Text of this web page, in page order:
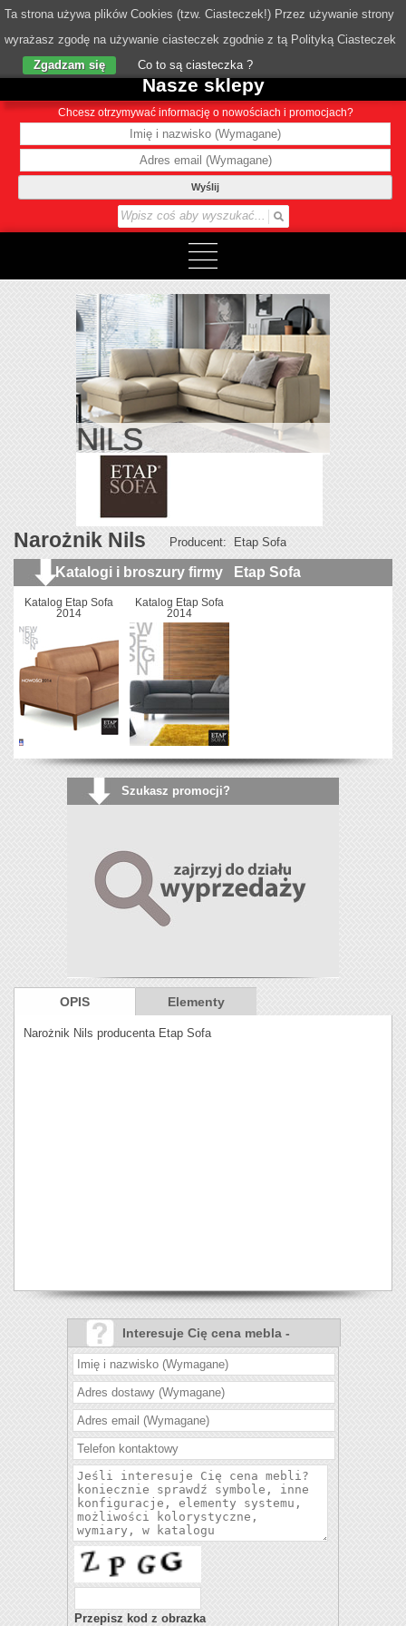
o Nas
Nasze sklepy
Chcesz otrzymywać informację o nowościach i promocjach?
Wyślij
NILS
Narożnik Nils Producent: Etap Sofa
Katalogi i broszury firmy Etap Sofa
Katalog Etap Sofa
2014
Katalog Etap Sofa
2014
Szukasz promocji?
OPIS Elementy
Narożnik Nils producenta Etap Sofa
Interesuje Cię cena mebla -
Narożnik Nils?
Przepisz kod z obrazka
Ta strona używa plików Cookies (tzw. Ciasteczek!) Przez używanie strony
wyrażasz zgodę na używanie ciasteczek zgodnie z tą Polityką Ciasteczek
Zgadzam się
Co to są ciasteczka ?